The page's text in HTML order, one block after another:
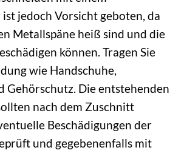
jedoch Vorsicht geboten, da
Metallspäne heiß sind und die
können. Tragen Sie
wie Handschuhe,
Gehörschutz. Die entstehenden
nach dem Zuschnitt
Beschädigungen der
und gegebenenfalls mit